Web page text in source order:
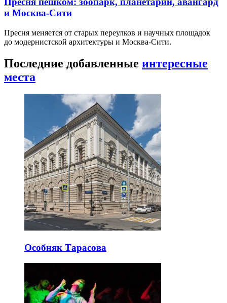
и Москва-Сити
Пресня меняется от старых переулков и научных площадок
до модернистской архитектуры и Москва-Сити.
Последние добавленные интересные
места
Особняк Тарасова